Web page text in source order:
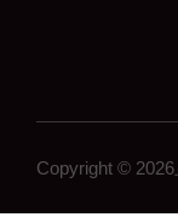
Copyright ©